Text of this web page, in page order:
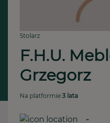
Stolarz
F.H.U.
Grzegorz
Na platformie:3 lata
-